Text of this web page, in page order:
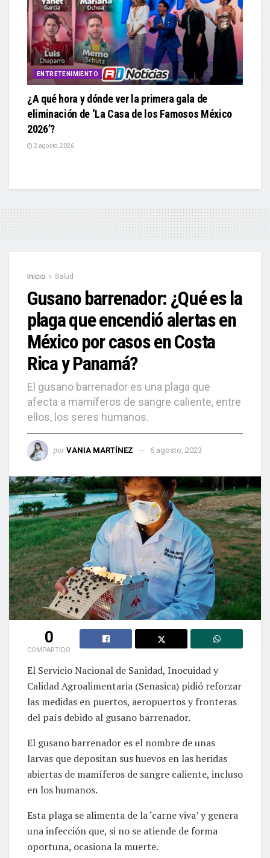
ENTRETENIMIENTO
¿A qué hora y dónde ver la primera gala de
eliminación de ‘La Casa de los Famosos México
2026’?
2 agosto, 2026
Inicio Salud
Gusano barrenador: ¿Qué es la
plaga que encendió alertas en
México por casos en Costa
Rica y Panamá?
El gusano barrenador es una plaga que
afecta a mamíferos de sangre caliente, entre
ellos, los seres humanos.
por VANIA MARTÍNEZ 6 agosto, 2023
0
COMPARTIDO
El Servicio Nacional de Sanidad, Inocuidad y
Calidad Agroalimentaria (Senasica) pidió reforzar
las medidas en puertos, aeropuertos y fronteras
del país debido al gusano barrenador.
El gusano barrenador es el nombre de unas
larvas que depositan sus huevos en las heridas
abiertas de mamíferos de sangre caliente, incluso
en los humanos.
Esta plaga se alimenta de la ‘carne viva’ y genera
una infección que, si no se atiende de forma
oportuna, ocasiona la muerte.